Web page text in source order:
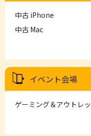
中古 iPhone
中古 Mac
イベント会場
ゲーミング＆アウトレ